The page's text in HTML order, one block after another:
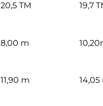
20,5 TM 19,7
8,00 m
11,90 m 14,05